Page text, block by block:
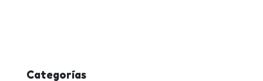
Categorías